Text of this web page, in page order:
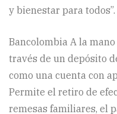
y bienestar para todos”.
Bancolombia A la
través de un depósito
como una cuenta con
Permite el retiro de
remesas familiares, el